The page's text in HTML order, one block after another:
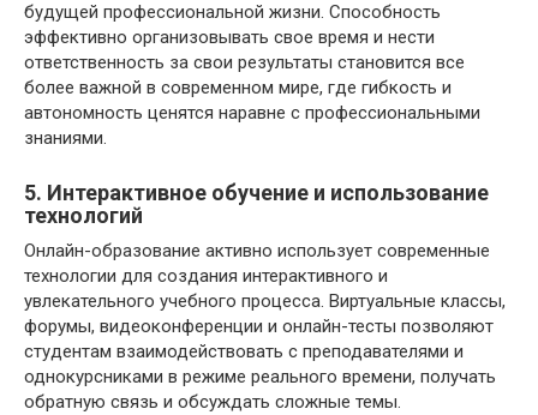
будущей профессиональной жизни. Способность
эффективно организовывать свое время и нести
ответственность за свои результаты становится все
более важной в современном мире, где гибкость и
автономность ценятся наравне с профессиональными
знаниями.
5. Интерактивное обучение и использование
технологий
Онлайн-образование активно использует современные
технологии для создания интерактивного и
увлекательного учебного процесса. Виртуальные классы,
форумы, видеоконференции и онлайн-тесты позволяют
студентам взаимодействовать с преподавателями и
однокурсниками в режиме реального времени, получать
обратную связь и обсуждать сложные темы.